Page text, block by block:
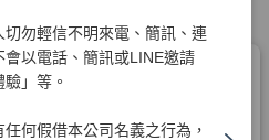
勿輕信不明來電、簡訊、連
以電話、簡訊或LINE邀請
」等。
何假借本公司名義之行為，